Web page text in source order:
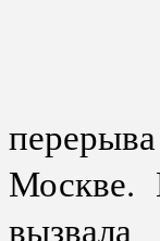
Москве.